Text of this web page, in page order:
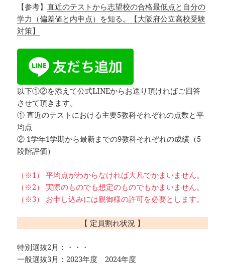
【参考】直近のテストから志望校の合格最低点と自分の
学力（偏差値と内申点）を知る。【大阪府公立高校受験
対策】
以下①②を添えて公式LINEからお送り頂ければご回答
させて頂きます。
① 直近のテストにおける主要5教科それぞれの点数と平
均点
② 1学年1学期から最新までの9教科それぞれの成績（5
段階評価）
（※1） 平均点がわからなければ大凡でかまいません。
（※2） 実際のものでも想定のものでもかまいません。
（※3） お申し込みには親御様の許可を必要とします。
【 定員割れ状況 】
特別選抜2月：・・・
一般選抜3月：2023年度 2024年度